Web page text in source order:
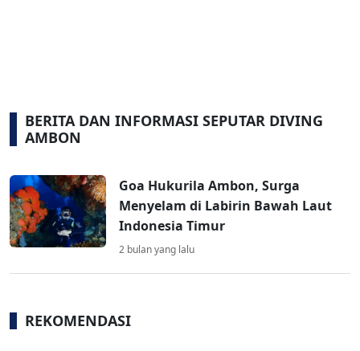
BERITA DAN INFORMASI SEPUTAR DIVING
AMBON
Goa Hukurila Ambon, Surga
Menyelam di Labirin Bawah Laut
Indonesia Timur
2 bulan yang lalu
REKOMENDASI